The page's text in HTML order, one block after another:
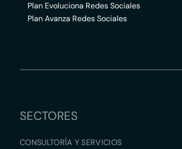
Plan Evoluciona Redes Sociales
Plan Avanza Redes Sociales
SECTORES
CONSULTORÍA Y SERVICIOS